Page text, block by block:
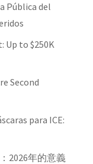
Pública del
Up to $250K
Second
para ICE:
2026年的意義